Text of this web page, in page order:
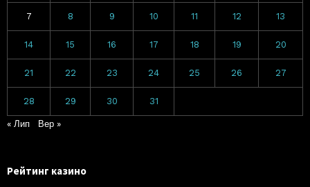
7 8 9 10 11 12 13
14 15 16 17 18 19 20
21 22 23 24 25 26 27
28 29 30 31
« Лип Вер »
Рейтинг казино